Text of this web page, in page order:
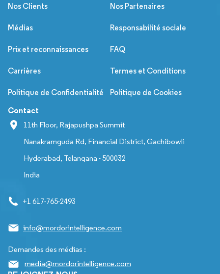
Nos Clients Nos Partenaires
Médias Responsabilité sociale
Prix et reconnaissances FAQ
Carrières Termes et Conditions
Politique de Confidentialité Politique de Cookies
Contact
11th Floor, Rajapushpa Summit
Nanakramguda Rd, Financial District, Gachibowli
Hyderabad, Telangana - 500032
India
+1 617-765-2493
info@mordorintelligence.com
Demandes des médias :
media@mordorintelligence.com